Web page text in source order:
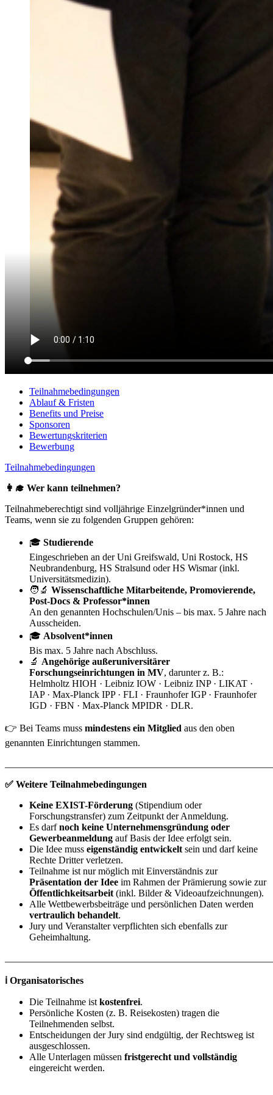
Teilnahmebedingungen
Ablauf & Fristen
Benefits und Preise
Sponsoren
Bewertungskriterien
Bewerbung
Teilnahmebedingungen
👩‍🎓 Wer kann teilnehmen?
Teilnahmeberechtigt sind volljährige Einzelgründer*innen und
Teams, wenn sie zu folgenden Gruppen gehören:
🎓 Studierende
Eingeschrieben an der Uni Greifswald, Uni Rostock, HS
Neubrandenburg, HS Stralsund oder HS Wismar (inkl.
Universitätsmedizin).
🧑‍🔬 Wissenschaftliche Mitarbeitende, Promovierende,
Post-Docs & Professor*innen
An den genannten Hochschulen/Unis – bis max. 5 Jahre nach
Ausscheiden.
🎓 Absolvent*innen
Bis max. 5 Jahre nach Abschluss.
🔬 Angehörige außeruniversitärer
Forschungseinrichtungen in MV, darunter z. B.:
Helmholtz HIOH · Leibniz IOW · Leibniz INP · LIKAT ·
IAP · Max-Planck IPP · FLI · Fraunhofer IGP · Fraunhofer
IGD · FBN · Max-Planck MPIDR · DLR.
👉 Bei Teams muss mindestens ein Mitglied aus den oben
genannten Einrichtungen stammen.
✅ Weitere Teilnahmebedingungen
Keine EXIST-Förderung (Stipendium oder
Forschungstransfer) zum Zeitpunkt der Anmeldung.
Es darfnoch keine Unternehmensgründung oder
Gewerbeanmeldung auf Basis der Idee erfolgt sein.
Die Idee muss eigenständig entwickelt sein und darf keine
Rechte Dritter verletzen.
Teilnahme ist nur möglich mit Einverständnis zur
Präsentation der Idee im Rahmen der Prämierung sowie zur
Öffentlichkeitsarbeit (inkl. Bilder & Videoaufzeichnungen).
Alle Wettbewerbsbeiträge und persönlichen Daten werden
vertraulich behandelt.
Jury und Veranstalter verpflichten sich ebenfalls zur
Geheimhaltung.
ℹ️ Organisatorisches
Die Teilnahme ist kostenfrei.
Persönliche Kosten (z. B. Reisekosten) tragen die
Teilnehmenden selbst.
Entscheidungen der Jury sind endgültig, der Rechtsweg ist
ausgeschlossen.
Alle Unterlagen müssen fristgerecht und vollständig
eingereicht werden.